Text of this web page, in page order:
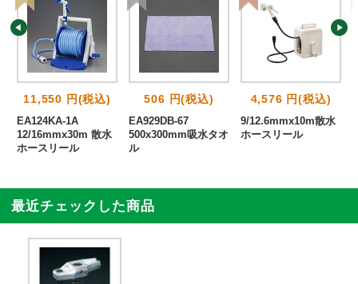
11,550 円(税込)
EA124KA-1A
12/16mmx30m 散水
ホースリール
506 円(税込)
EA929DB-67
500x300mm吸水タオ
ル
4,576 円(税込)
9/12.6mmx10m散水
ホースリール
最近チェックした商品